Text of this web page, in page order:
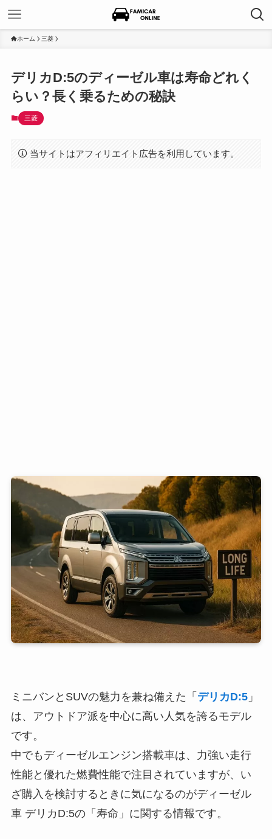
ホーム 三菱
デリカD:5のディーゼル車は寿命どれく
らい？長く乗るための秘訣
三菱
当サイトはアフィリエイト広告を利用しています。
ミニバンとSUVの魅力を兼ね備えた「 デリカD:5」
は、アウトドア派を中心に高い人気を誇るモデル
です。
中でもディーゼルエンジン搭載車は、力強い走行
性能と優れた燃費性能で注目されていますが、い
ざ購入を検討するときに気になるのがディーゼル
車 デリカD:5の「寿命」に関する情報です。